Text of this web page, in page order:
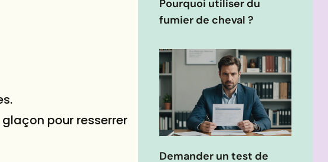
pour resserrer
Pourquoi utiliser du
fumier de cheval ?
Demander un test de